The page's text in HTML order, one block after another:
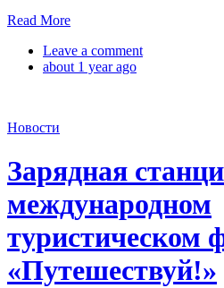
Read More
Leave a comment
about 1 year ago
Новости
Зарядная
международном
туристическом
«Путешествуй!»